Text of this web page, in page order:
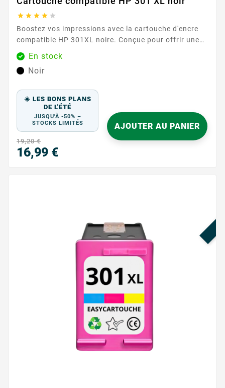
    
Boostez vos impressions avec la cartouche d'encre
compatible HP 301XL noire. Conçue pour offrir une
qualité d'impression exceptionnelle, cette cartouche
est idéale pour tous vos besoins d'impression, qu'il
s'agisse de documents professionnels ou de photos.
qui signifie qu'elle n'affiche pas les niveaux d'encre
restants. ...
En stock
Noir
☀️ LES BONS PLANS
DE L'ÉTÉ
JUSQU'À -50% –
STOCKS LIMITÉS
19,20 €
16,99 €
AJOUTER AU PANIER